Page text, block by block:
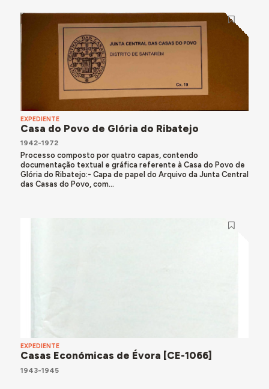
EXPEDIENTE
Casa do Povo de Glória do Ribatejo
1942-1972
Processo composto por quatro capas, contendo
documentação textual e gráfica referente à Casa do Povo de
Glória do Ribatejo:- Capa de papel do Arquivo da Junta Central
das Casas do Povo, com...
EXPEDIENTE
Casas Económicas de Évora [CE-1066]
1943-1945